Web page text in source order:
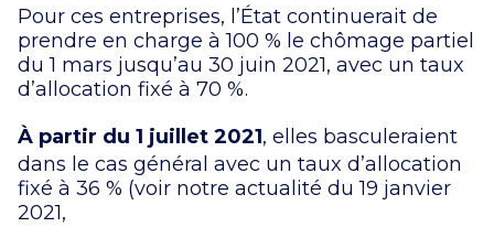
Pour ces entreprises, l’État continuerait de
prendre en charge à 100 % le chômage partiel
du 1 mars jusqu’au 30 juin 2021, avec un taux
d’allocation fixé à 70 %.
À partir du 1 juillet 2021, elles basculeraient
dans le cas général avec un taux d’allocation
fixé à 36 % (voir notre actualité du 19 janvier
2021,